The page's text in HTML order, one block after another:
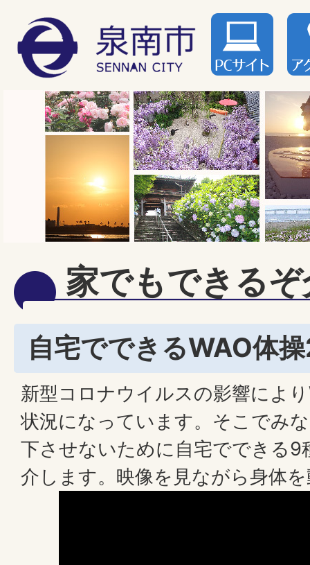
家でもできる
自宅でできるWAO体
新型コロナウイルスの影響によ
状況になっています。そこでみ
下させないために自宅でできる9
介します。映像を見ながら身体